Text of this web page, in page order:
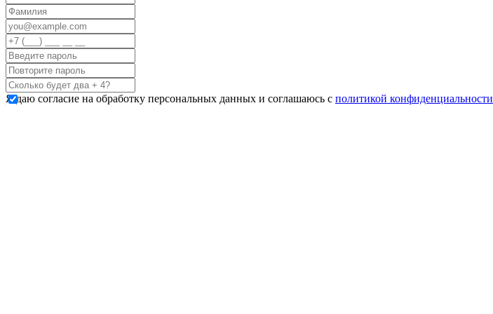
Я даю согласие на обработку персональных данных и соглашаюсь с политикой конфиденциальности